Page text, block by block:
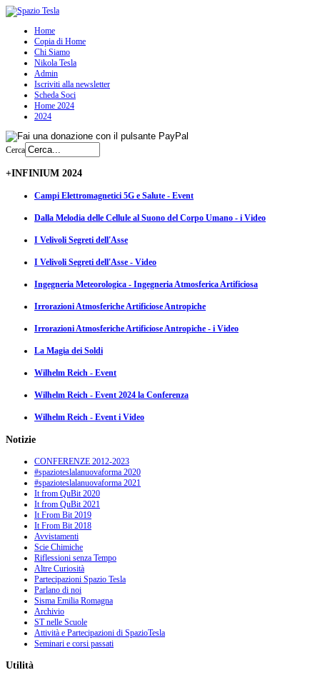
Home
Copia di Home
Chi Siamo
Nikola Tesla
Admin
Iscriviti alla newsletter
Scheda Soci
Home 2024
2024
Cerca
+INFINIUM 2024
Campi Elettromagnetici 5G e Salute - Event
Dalla Melodia delle Cellule al Suono del Corpo Umano - i Video
I Velivoli Segreti dell'Asse
I Velivoli Segreti dell'Asse - Video
Ingegneria Meteorologica - Ingegneria Atmosferica Artificiosa
Irrorazioni Atmosferiche Artificiose Antropiche
Irrorazioni Atmosferiche Artificiose Antropiche - i Video
La Magia dei Soldi
Wilhelm Reich - Event
Wilhelm Reich - Event 2024 la Conferenza
Wilhelm Reich - Event i Video
Notizie
CONFERENZE 2012-2023
#spazioteslalanuovaforma 2020
#spazioteslalanuovaforma 2021
It from QuBit 2020
It from QuBit 2021
It From Bit 2019
It From Bit 2018
Avvistamenti
Scie Chimiche
Riflessioni senza Tempo
Altre Curiosità
Partecipazioni Spazio Tesla
Parlano di noi
Sisma Emilia Romagna
Archivio
ST nelle Scuole
Attività e Partecipazioni di SpazioTesla
Seminari e corsi passati
Utilità